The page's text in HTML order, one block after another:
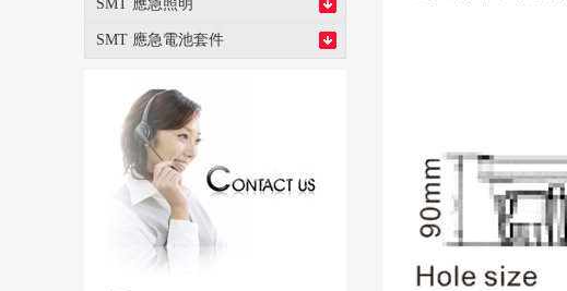
SMT 應急照明
SMT 應急電池套件